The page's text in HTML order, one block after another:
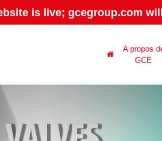
is live; gcegroup.com
A propos
GCE